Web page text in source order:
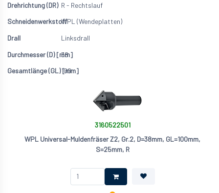
R - Rechtslauf
WPL (Wendeplatten)
Linksdrall
38
100
3160522501
WPL Universal-Muldenfräser Z2, Gr.2, D=38mm, GL=100mm,
S=25mm, R